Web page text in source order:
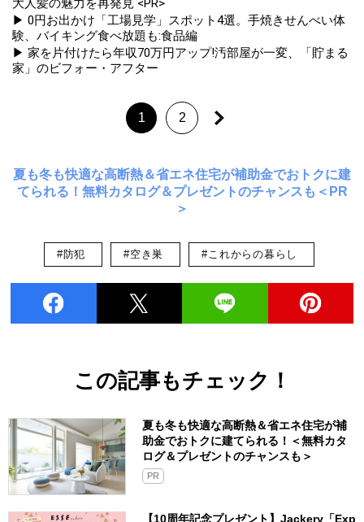
大人髪の魅力を再発見 <PR>
▶ 0円お出かけ「工場見学」スポット4選。手焼きせんべい体
験、バイキング食べ放題も:食品編
▶ 家を片付けたら年収70万円アップ!汚部屋が一変、「貯まる
家」のビフォー・アフター
1 2
夏も冬も快適な高断熱＆省エネ住宅が補助金でおトクに建
てられる！無料カタログ＆プレゼントのチャンスも＜PR
＞
#防犯 #空き巣 #これからの暮らし
この記事もチェック！
夏も冬も快適な高断熱＆省エネ住宅が補
助金でおトクに建てられる！＜無料カタ
ログ＆プレゼントのチャンスも＞
PR
【10周年記念プレゼント】Jackery「Exp